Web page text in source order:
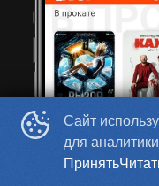
Сайт
для аналитики
Принять